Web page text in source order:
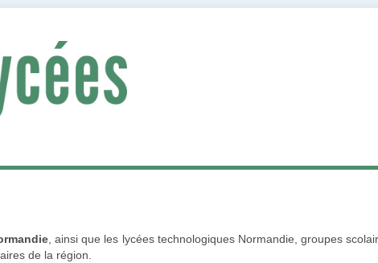
, ainsi que les lycées technologiques Normandie, groupes
de la région.